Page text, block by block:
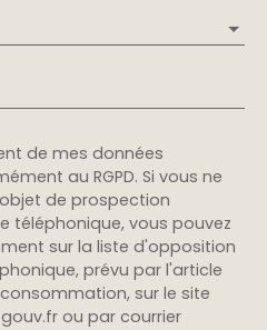
de mes données
au RGPD. Si vous ne
de prospection
téléphonique, vous pouvez
sur la liste d'opposition
prévu par l'article
sur le site
ou par courrier